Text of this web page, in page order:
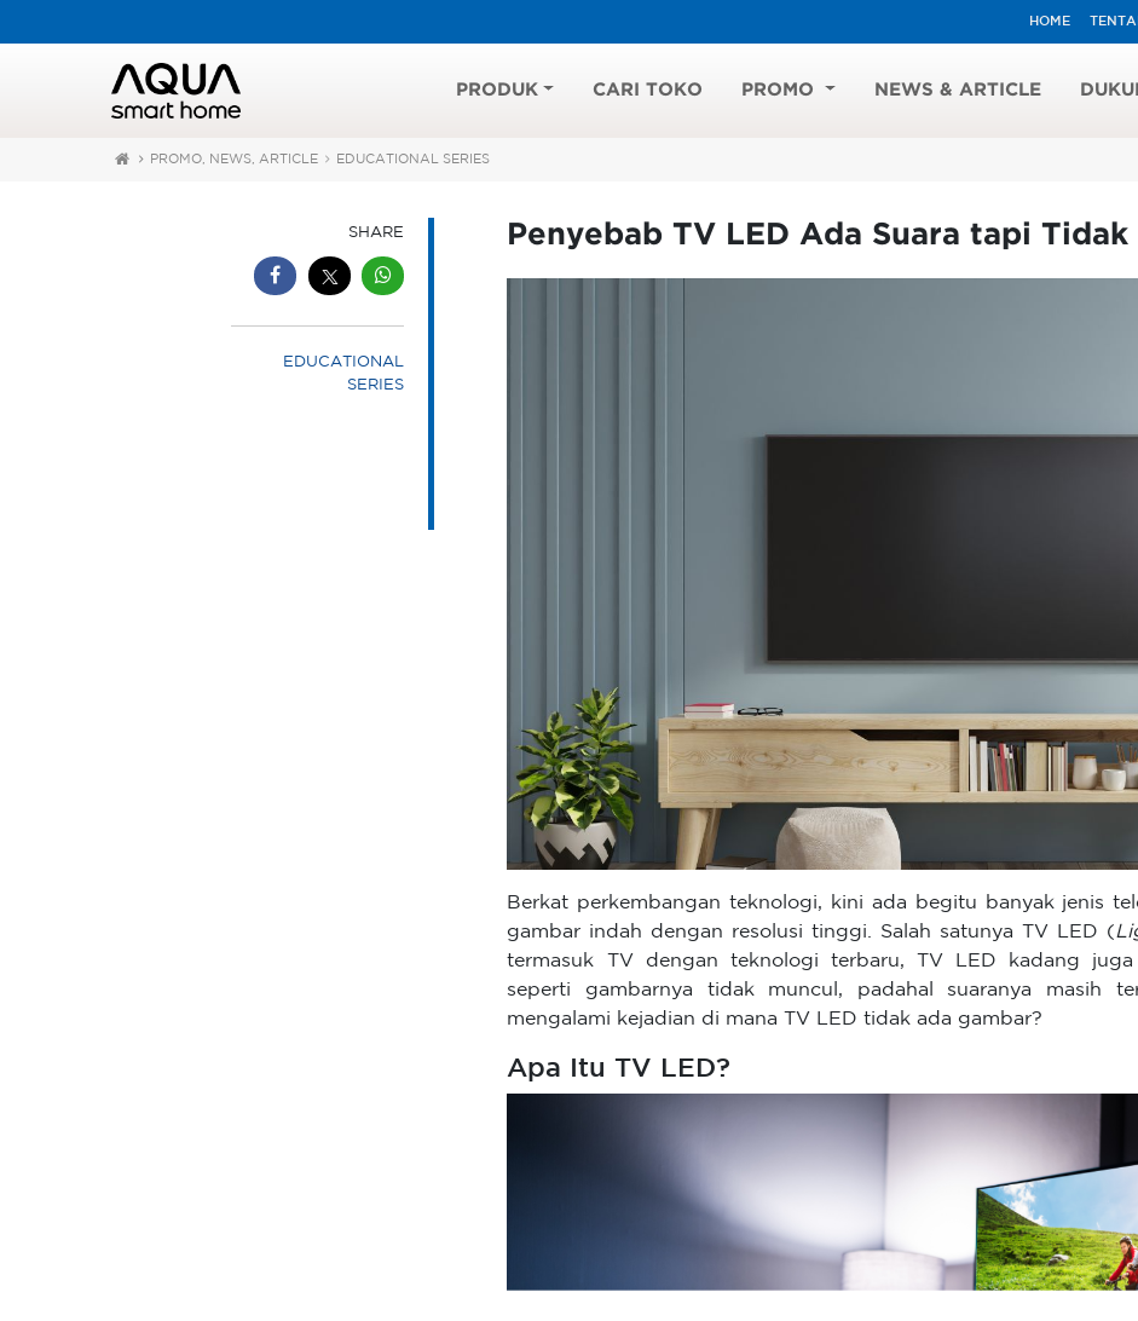
HOME
PRODUK CARI TOKO PROMO NEWS & ARTICLE
PROMO, NEWS, ARTICLE EDUCATIONAL SERIES
SHARE
EDUCATIONAL
SERIES
Penyebab TV LED Ada Suara tapi
Berkat perkembangan teknologi, kini ada begitu banyak jenis
gambar indah dengan resolusi tinggi. Salah satunya TV LED (
termasuk TV dengan teknologi terbaru, TV LED kadang juga
seperti gambarnya tidak muncul, padahal suaranya masih
mengalami kejadian di mana TV LED tidak ada gambar?
Apa Itu TV LED?